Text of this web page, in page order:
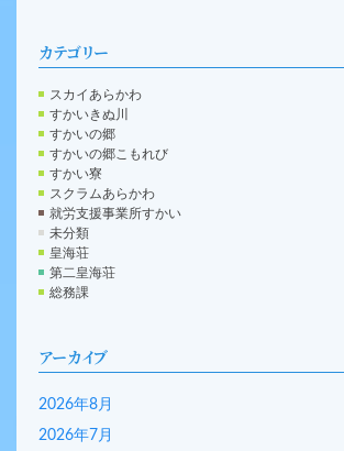
カテゴリー
スカイあらかわ
すかいきぬ川
すかいの郷
すかいの郷こもれび
すかい寮
スクラムあらかわ
就労支援事業所すかい
未分類
皇海荘
第二皇海荘
総務課
アーカイブ
2026年8月
2026年7月